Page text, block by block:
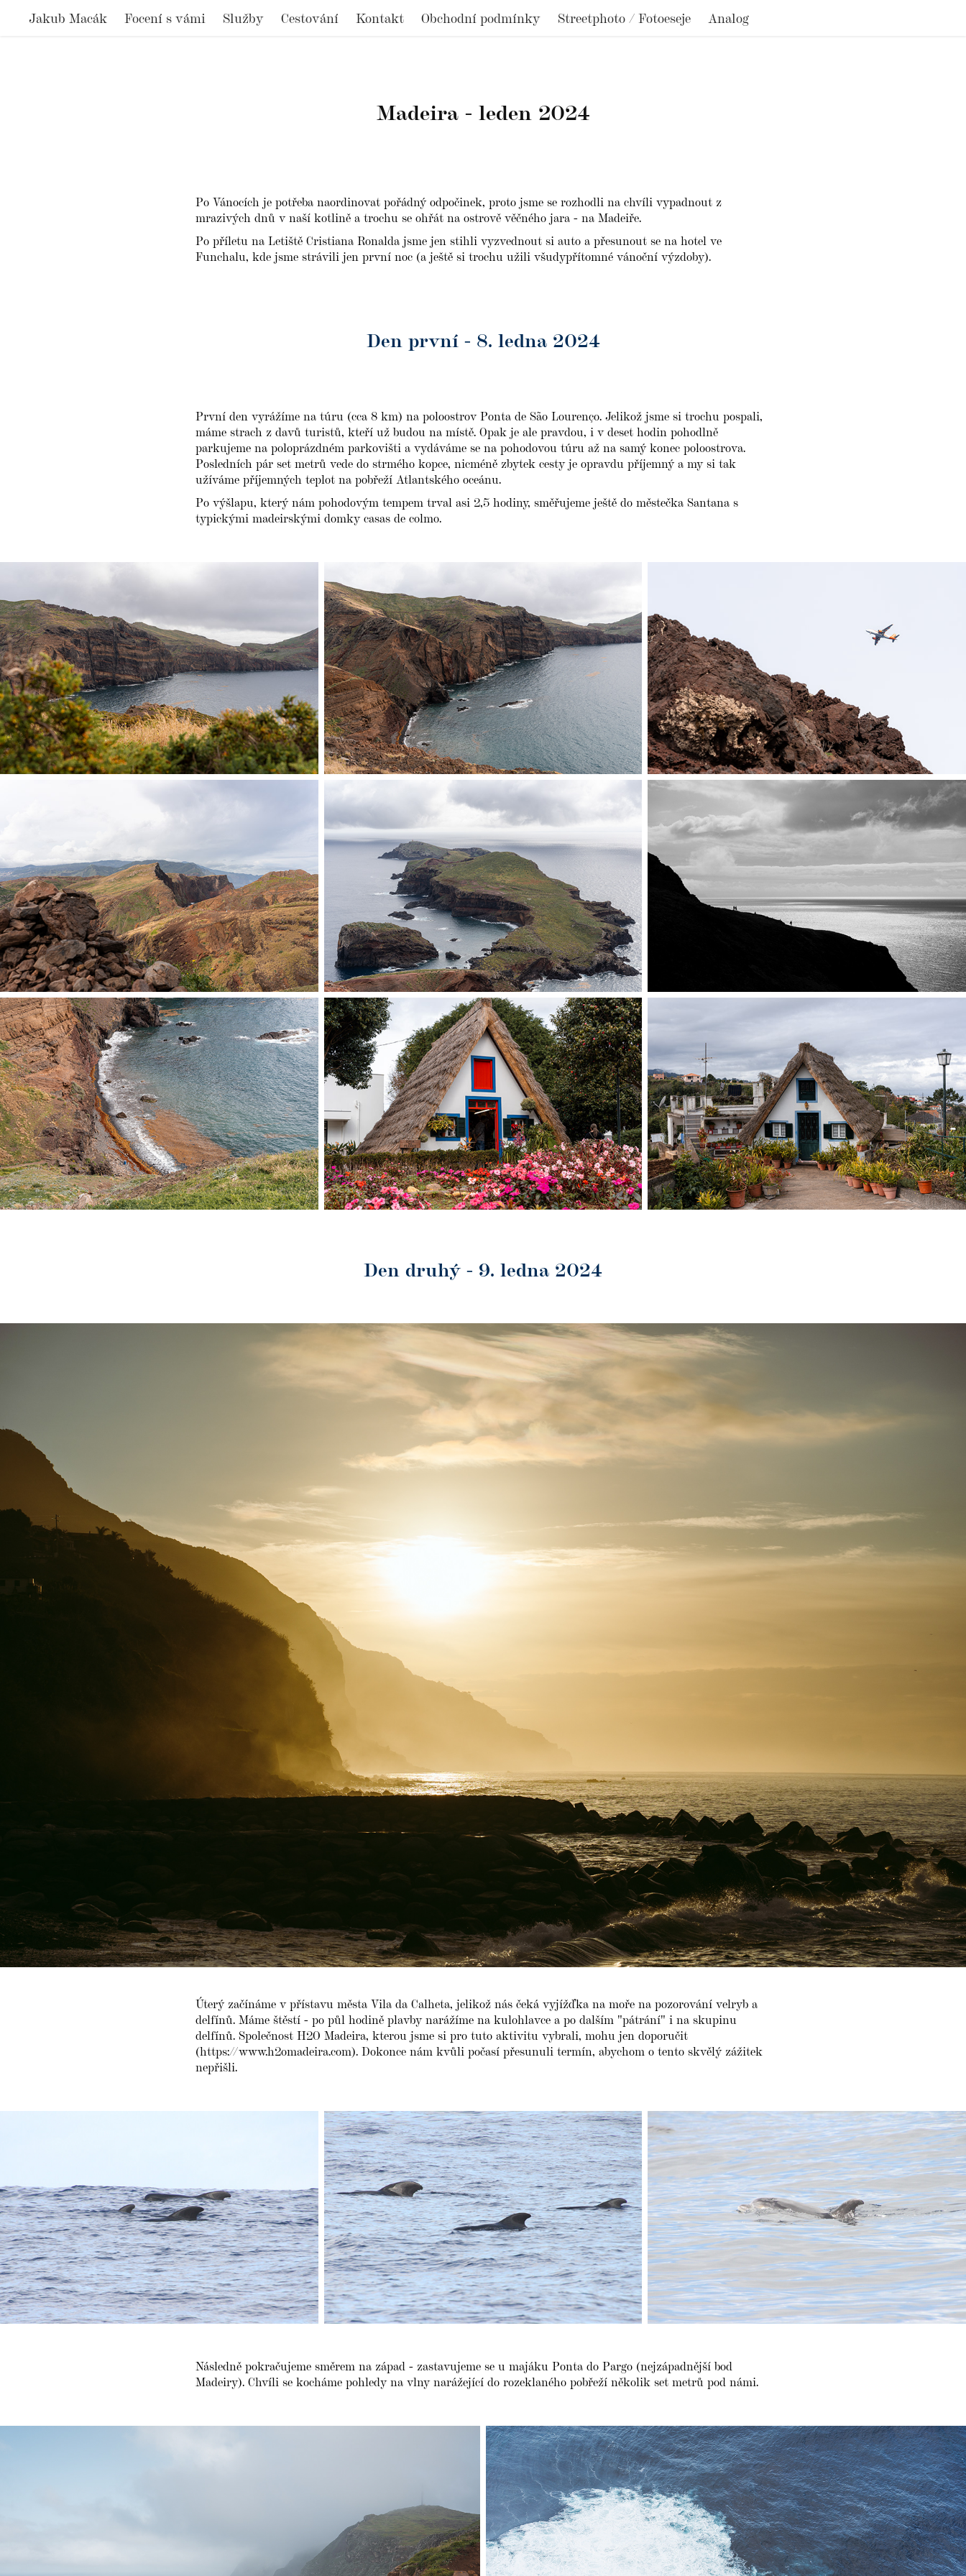
Jakub Macák Focení s vámi Služby Cestování Kontakt Obchodní podmínky Streetphoto / Fotoeseje Analog
Madeira - leden 2024
Po Vánocích je potřeba naordinovat pořádný odpočinek, proto jsme se rozhodli na chvíli vypadnout z
mrazivých dnů v naší kotlině a trochu se ohřát na ostrově věčného jara - na Madeiře.
Po příletu na Letiště Cristiana Ronalda jsme jen stihli vyzvednout si auto a přesunout se na hotel ve
Funchalu, kde jsme strávili jen první noc (a ještě si trochu užili všudypřítomné vánoční výzdoby).
Den první - 8. ledna 2024
První den vyrážíme na túru (cca 8 km) na poloostrov Ponta de São Lourenço. Jelikož jsme si trochu pospali,
máme strach z davů turistů, kteří už budou na místě. Opak je ale pravdou, i v deset hodin pohodlně
parkujeme na poloprázdném parkovišti a vydáváme se na pohodovou túru až na samý konec poloostrova.
Posledních pár set metrů vede do strmého kopce, nicméně zbytek cesty je opravdu příjemný a my si tak
užíváme příjemných teplot na pobřeží Atlantského oceánu.
Po výšlapu, který nám pohodovým tempem trval asi 2,5 hodiny, směřujeme ještě do městečka Santana s
typickými madeirskými domky casas de colmo.
Den druhý - 9. ledna 2024
Úterý začínáme v přístavu města Vila da Calheta, jelikož nás čeká vyjížďka na moře na pozorování velryb a
delfínů. Máme štěstí - po půl hodině plavby narážíme na kulohlavce a po dalším "pátrání" i na skupinu
delfínů. Společnost H2O Madeira, kterou jsme si pro tuto aktivitu vybrali, mohu jen doporučit
(https://www.h2omadeira.com). Dokonce nám kvůli počasí přesunuli termín, abychom o tento skvělý zážitek
nepřišli.
Následně pokračujeme směrem na západ - zastavujeme se u majáku Ponta do Pargo (nejzápadnější bod
Madeiry). Chvíli se kocháme pohledy na vlny narážející do rozeklaného pobřeží několik set metrů pod námi.